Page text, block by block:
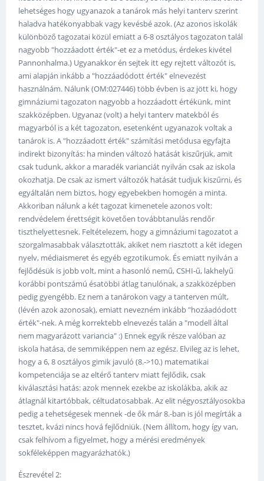
lehetséges hogy ugyanazok a tanárok más helyi tanterv szerint
haladva hatékonyabbak vagy kevésbé azok. (Az azonos iskolák
különböző tagozatai közül emiatt a 6-8 osztályos tagozaton talál
nagyobb "hozzáadott érték"-et ez a metódus, érdekes kivétel
Pannonhalma.) Ugyanakkor én sejtek itt egy rejtett változót is,
ami alapján inkább a "hozzáadódott érték" elnevezést
használnám. Nálunk (OM:027446) több évben is az jött ki, hogy
gimnáziumi tagozaton nagyobb a hozzáadott értékünk, mint
szakközépben. Ugyanaz (volt) a helyi tanterv matekból és
magyarból is a két tagozaton, esetenként ugyanazok voltak a
tanárok is. A "hozzáadott érték" számítási metódusa egyfajta
indirekt bizonyítás: ha minden változó hatását kiszűrjük, amit
csak tudunk, akkor a maradék varianciát nyilván csak az iskola
okozhatja. De csak az ismert változók hatását tudjuk kiszűrni, és
egyáltalán nem biztos, hogy egyebekben homogén a minta.
Akkoriban nálunk a két tagozat kimenetele azonos volt:
rendvédelem érettségit követően továbbtanulás rendőr
tiszthelyettesnek. Feltételezem, hogy a gimnáziumi tagozatot a
szorgalmasabbak választották, akiket nem riasztott a két idegen
nyelv, médiaismeret és egyéb egzotikumok. És emiatt nyilván a
fejlődésük is jobb volt, mint a hasonló nemű, CSHI-ű, lakhelyű
korábbi pontszámú ésatöbbi átlag tanulónak, a szakközépben
pedig gyengébb. Ez nem a tanárokon vagy a tanterven múlt,
(lévén azok azonosak), emiatt nevezném inkább "hozáadódott
érték"-nek. A még korrektebb elnevezés talán a "modell által
nem magyarázott variancia" :) Ennek egyik része valóban az
iskola hatása, de semmiképpen nem az egész. Elvileg az is lehet,
hogy a 6, 8 osztályos gimik javuló (8.->10.) matematikai
kompetenciája se az eltérő tanterv miatt fejlődik, csak
kiválasztási hatás: azok mennek ezekbe az iskolákba, akik az
átlagnál kitartóbbak, céltudatosabbak. Az elit négyosztályosokba
pedig a tehetségesek mennek -de ők már 8.-ban is jól megírták a
tesztet, kvázi nincs hová fejlődniük. (Nem állítom, hogy így van,
csak felhívom a figyelmet, hogy a mérési eredmények
sokféleképpen magyarázhatók.)
Észrevétel 2: